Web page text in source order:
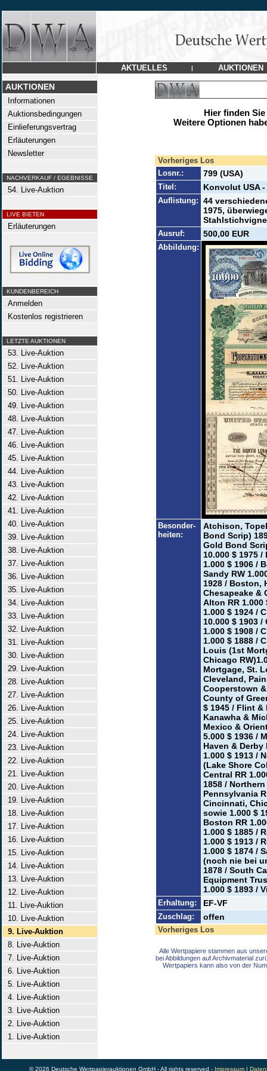
AKTUELLES | AUKTIONEN
AUKTIONEN
Informationen
Auktionsbedingungen
Einlieferungsvertrag
Erläuterungen
Newsletter
NACHVERKAUF / EGEBNISSE
54. Live-Auktion
LIVE BIETEN
Erläuterungen
KUNDENBEREICH
Anmelden
Kostenlos registrieren
LETZTE AUKTIONEN
53. Live-Auktion
52. Live-Auktion
51. Live-Auktion
50. Live-Auktion
49. Live-Auktion
48. Live-Auktion
47. Live-Auktion
46. Live-Auktion
45. Live-Auktion
44. Live-Auktion
43. Live-Auktion
42. Live-Auktion
41. Live-Auktion
40. Live-Auktion
39. Live-Auktion
38. Live-Auktion
37. Live-Auktion
36. Live-Auktion
35. Live-Auktion
34. Live-Auktion
33. Live-Auktion
32. Live-Auktion
31. Live-Auktion
30. Live-Auktion
29. Live-Auktion
28. Live-Auktion
27. Live-Auktion
26. Live-Auktion
25. Live-Auktion
24. Live-Auktion
23. Live-Auktion
22. Live-Auktion
21. Live-Auktion
20. Live-Auktion
19. Live-Auktion
18. Live-Auktion
17. Live-Auktion
16. Live-Auktion
15. Live-Auktion
14. Live-Auktion
13. Live-Auktion
12. Live-Auktion
11. Live-Auktion
10. Live-Auktion
9. Live-Auktion
8. Live-Auktion
7. Live-Auktion
6. Live-Auktion
5. Live-Auktion
4. Live-Auktion
3. Live-Auktion
2. Live-Auktion
1. Live-Auktion
Hier finden
Weitere Optionen
Vorheriges Los
Losnr.:
799 (USA)
Titel: Konvolut USA
Auflistung: 44
1975,
Ausruf: 500,00 EUR
Abbildung:
Besonder-
heiten:
Atchison,
Bond Scrip)
Gold Bond
10.000 $ 1975
1.000 $ 1906 /
Sandy RW
1928 / Boston,
Chesapeake &
Alton RR 1.000
1.000 $ 1924 /
10.000 $ 1903
1.000 $ 1908 /
1.000 $ 1888 /
Louis (1st
Chicago
Mortgage, St.
Cleveland,
Cooperstown &
County of
$ 1945 / Flint &
Kanawha &
Mexico &
5.000 $ 1936 /
Haven & Derby
1.000 $ 1913 /
(Lake Shore
Central RR
1858 /
Pennsylvania
Cincinnati,
sowie 1.000 $
Boston RR
1.000 $ 1885 /
1.000 $ 1913 /
1.000 $ 1874 /
(noch nie bei
1878 / South
Equipment
1.000 $ 1893 /
Erhaltung: EF-VF
Zuschlag: offen
Vorheriges Los
Alle Wertpapiere stammen aus
bei Abbildungen auf Archivmaterial
Wertpapiers kann also von der
© 2026 Deutsche Wertpapierauktionen GmbH - All rights reserved - Impressum|